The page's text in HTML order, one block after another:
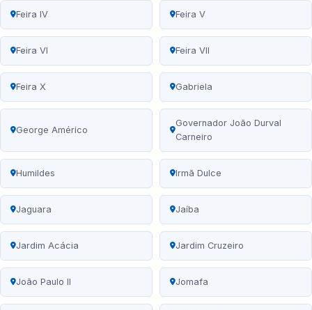
Feira IV Feira V
Feira VI Feira VII
Feira X Gabriela
George Américo
Governador João Durval
Carneiro
Humildes Irmã Dulce
Jaguara Jaíba
Jardim Acácia Jardim Cruzeiro
João Paulo II Jomafa